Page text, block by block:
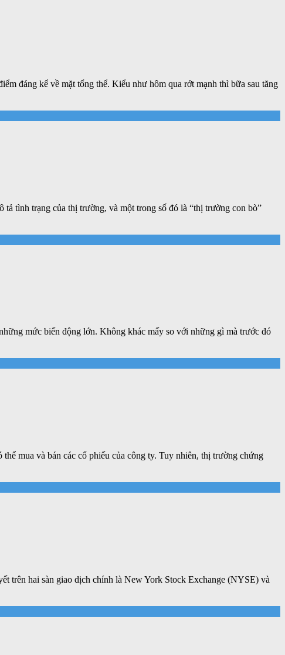
đáng kể về mặt tổng thể. Kiểu như hôm qua rớt mạnh thì bữa sau tăng
tình trạng của thị trường, và một trong số đó là “thị trường con bò”
mức biến động lớn. Không khác mấy so với những gì mà trước đó
mua và bán các cổ phiếu của công ty. Tuy nhiên, thị trường chứng
trên hai sàn giao dịch chính là New York Stock Exchange (NYSE) và